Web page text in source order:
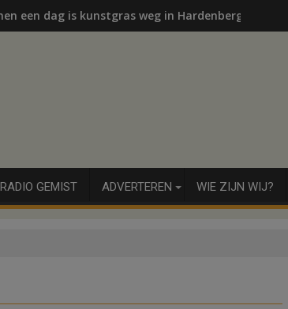
een dag is kunstgras weg in Hardenberg en
RADIO GEMIST ADVERTEREN WIE ZIJN WIJ?